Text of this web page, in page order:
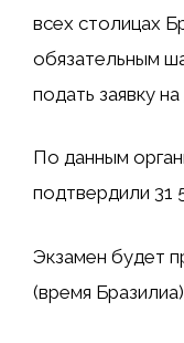
всех столицах
обязательным
подать заявку
По данным
подтвердили 31
Экзамен будет
(время